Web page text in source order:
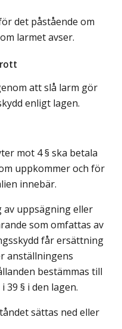
det påstående om
larmet avser.
att slå larm gör
enligt lagen.
mot 4 § ska betala
uppkommer och för
innebär.
av uppsägning eller
som omfattas av
får ersättning
anställningens
bestämmas till
39 § i den lagen.
sättas ned eller